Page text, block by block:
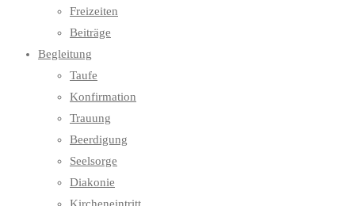
Freizeiten
Beiträge
Begleitung
Taufe
Konfirmation
Trauung
Beerdigung
Seelsorge
Diakonie